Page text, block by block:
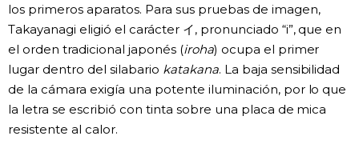
los primeros aparatos. Para sus pruebas de imagen,
Takayanagi eligió el carácter イ, pronunciado “i”, que en
el orden tradicional japonés (iroha) ocupa el primer
lugar dentro del silabario katakana. La baja sensibilidad
de la cámara exigía una potente iluminación, por lo que
la letra se escribió con tinta sobre una placa de mica
resistente al calor.